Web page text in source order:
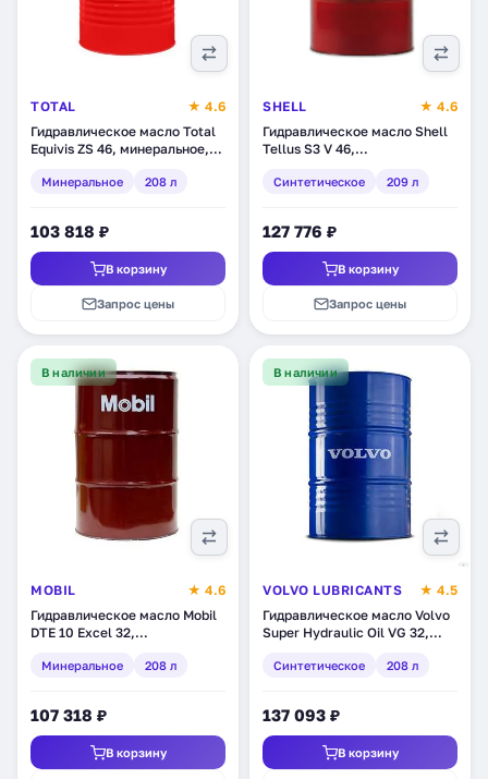
TOTAL
★ 4.6
Гидравлическое масло Total
Equivis ZS 46, минеральное,
Минеральное 208 л
103 818 ₽
В корзину
Запрос цены
SHELL
★ 4.6
Гидравлическое масло Shell
Tellus S3 V 46,
(550027123)
Синтетическое 209 л
127 776 ₽
В корзину
Запрос цены
В наличии
MOBIL
★ 4.6
Гидравлическое масло Mobil
DTE 10 Excel 32,
Минеральное 208 л
107 318 ₽
В корзину
В наличии
VOLVO LUBRICANTS
★ 4.5
Гидравлическое масло Volvo
Super Hydraulic Oil VG 32,
(1666272611)
Синтетическое 208 л
137 093 ₽
В корзину